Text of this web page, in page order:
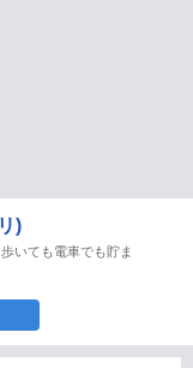
)
いても電車でも貯ま